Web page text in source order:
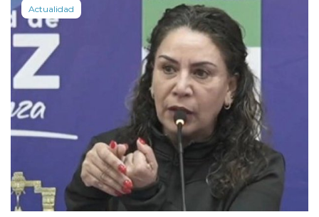
Actualidad